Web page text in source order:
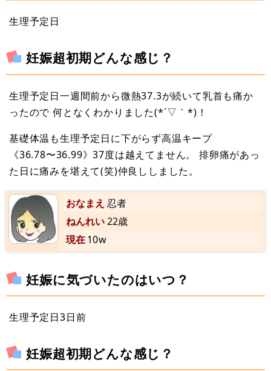
生理予定日
妊娠超初期どんな感じ？
生理予定日一週間前から微熱37.3が続いて乳首も痛か
ったので 何となくわかりました(*´▽｀*)！
基礎体温も生理予定日に下がらず高温キープ
《36.78〜36.99》37度は越えてません。 排卵痛があっ
た日に痛みを堪えて(笑)仲良ししました。
おなまえ 忍者
ねんれい22歳
現在10w
妊娠に気づいたのはいつ？
生理予定日3日前
妊娠超初期どんな感じ？